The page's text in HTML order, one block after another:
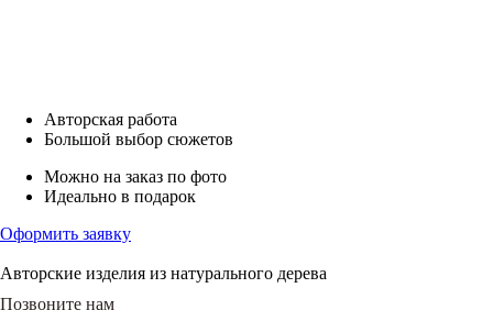
Авторская работа
Большой выбор сюжетов
Можно на заказ по фото
Идеально в подарок
Оформить заявку
Авторские изделия из натурального дерева
Позвоните нам